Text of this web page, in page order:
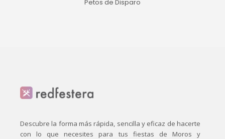
Petos de Disparo
Descubre la forma más rápida, sencilla y eficaz de hacerte
con lo que necesites para tus fiestas de Moros y